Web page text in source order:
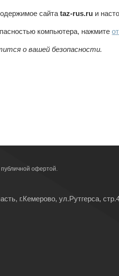
сайтаtaz-rus.ru и
компьютера, нажмите
о вашей безопасности.
офертой.
г.Кемерово, ул.Рутгерса,